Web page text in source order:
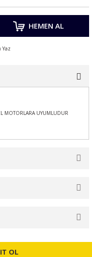
HEMEN AL
Yaz
MOTORLARA UYUMLUDUR
ve diğer
öneri formunu
OL